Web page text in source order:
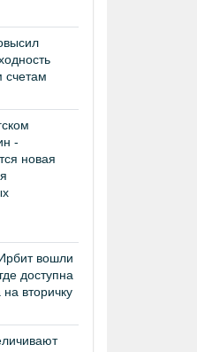
счетам
-
новая
вошли
доступна
вторичку